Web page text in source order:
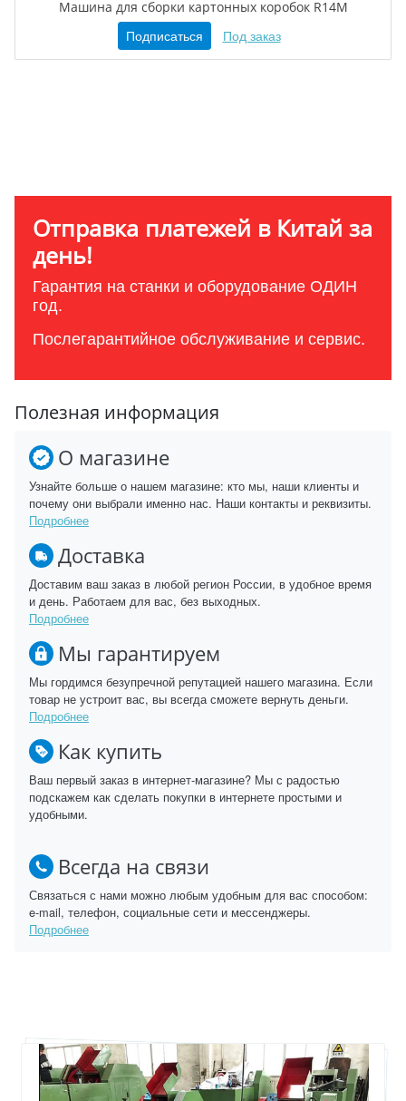
Машина для сборки картонных коробок R14M
Подписаться Под заказ
Отправка платежей в Китай за
день!
Гарантия на станки и оборудование ОДИН
год.
Послегарантийное обслуживание и сервис.
Полезная информация
О магазине
Узнайте больше о нашем магазине: кто мы, наши клиенты и
почему они выбрали именно нас. Наши контакты и реквизиты.
Подробнее
Доставка
Доставим ваш заказ в любой регион России, в удобное время
и день. Работаем для вас, без выходных.
Подробнее
Мы гарантируем
Мы гордимся безупречной репутацией нашего магазина. Если
товар не устроит вас, вы всегда сможете вернуть деньги.
Подробнее
Как купить
Ваш первый заказ в интернет-магазине? Мы с радостью
подскажем как сделать покупки в интернете простыми и
удобными.
Всегда на связи
Связаться с нами можно любым удобным для вас способом:
e-mail, телефон, социальные сети и мессенджеры.
Подробнее